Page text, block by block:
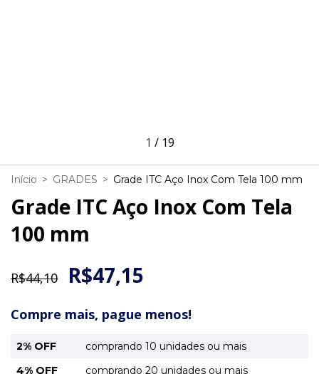
1 / 19
Início > GRADES > Grade ITC Aço Inox Com Tela 100 mm
Grade ITC Aço Inox Com Tela
100 mm
R$44,10 R$47,15
Compre mais, pague menos!
2% OFF
comprando 10 unidades ou mais
4% OFF
comprando 20 unidades ou mais